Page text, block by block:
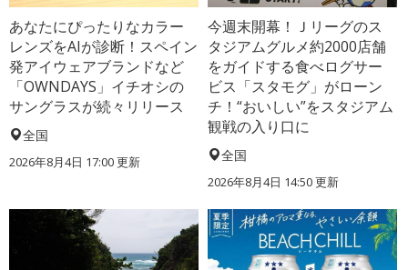
あなたにぴったりなカラー
レンズをAIが診断！スペイン
発アイウェアブランドなど
「OWNDAYS」イチオシの
サングラスが続々リリース
全国
2026年8月4日 17:00更新
今週末開幕！Ｊリーグのス
タジアムグルメ約2000店舗
をガイドする食べログサー
ビス「スタモグ」がローン
チ！“おいしい”をスタジアム
観戦の入り口に
全国
2026年8月4日 14:50更新